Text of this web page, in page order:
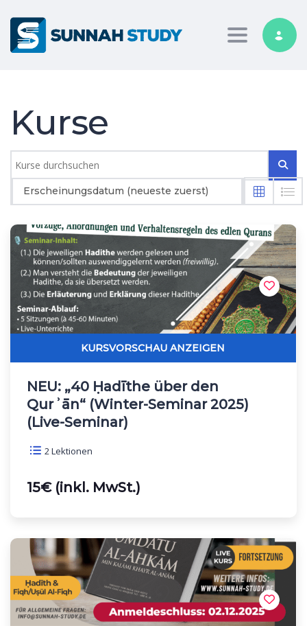
Toggle
Kurse
Erscheinungsdatum (neueste zuerst)
NEU: „40 Ḥadīthe über den
Qurʾān“ (Winter-Seminar 2025)
(Live-Seminar)
2 Lektionen
15€ (inkl. MwSt.)